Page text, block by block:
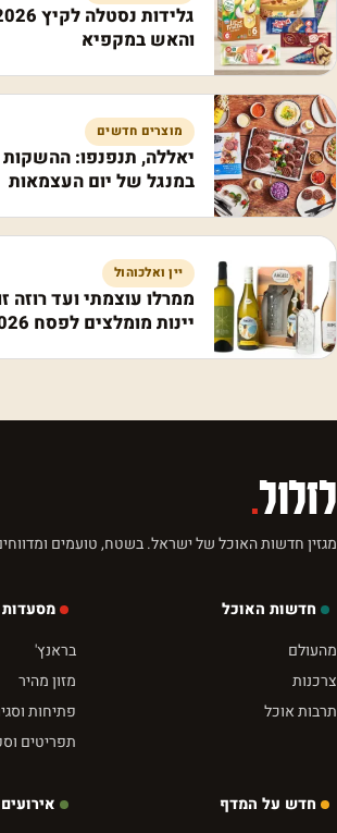
והאש במקפיא
מוצרים חדשים
יאללה, תנפנפו:
במנגל של יום העצמאות
יין ואלכוהול
יינות מומלצים לפסח 2026
לזלול.
מגזין חדשות האוכל של ישראל. בשטח, טועמים
חדשות האוכל
מהעולם
צרכנות
תרבות אוכל
מסעדות
בראנץ'
מזון מהיר
פתיחות
תפריטים
חדש על המדף
אירועים